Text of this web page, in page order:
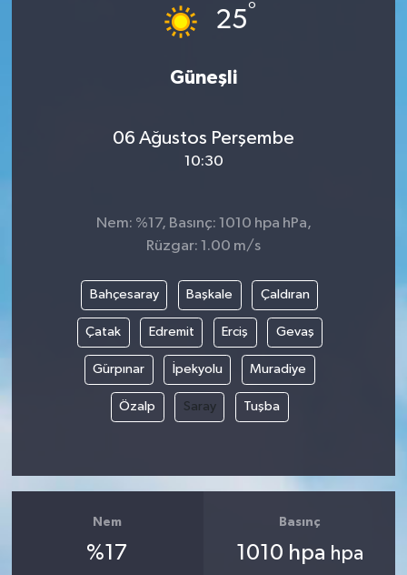
25°
Güneşli
06 Ağustos Perşembe
10:30
Nem: %17, Basınç: 1010 hpa hPa,
Rüzgar: 1.00 m/s
Bahçesaray Başkale Çaldıran
Çatak Edremit Erciş Gevaş
Gürpınar İpekyolu Muradiye
Özalp Saray Tuşba
Nem
%17
Basınç
1010 hpa hpa
Yurt
2024 Seçim Sonuçları